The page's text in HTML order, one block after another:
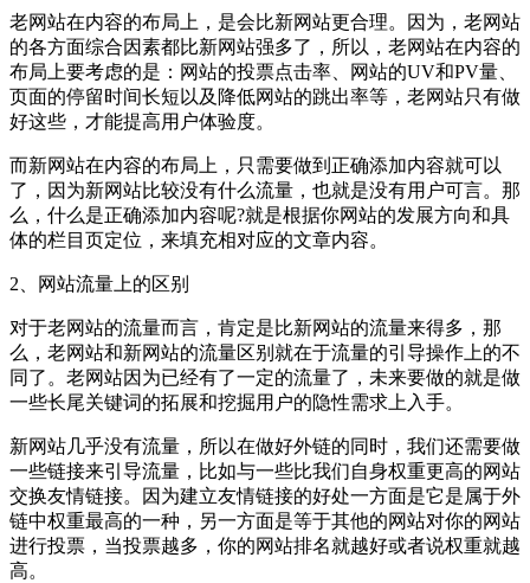
老网站在内容的布局上，是会比新网站更合理。因为，老网站
的各方面综合因素都比新网站强多了，所以，老网站在内容的
布局上要考虑的是：网站的投票点击率、网站的UV和PV量、
页面的停留时间长短以及降低网站的跳出率等，老网站只有做
好这些，才能提高用户体验度。
而新网站在内容的布局上，只需要做到正确添加内容就可以
了，因为新网站比较没有什么流量，也就是没有用户可言。那
么，什么是正确添加内容呢?就是根据你网站的发展方向和具
体的栏目页定位，来填充相对应的文章内容。
2、网站流量上的区别
对于老网站的流量而言，肯定是比新网站的流量来得多，那
么，老网站和新网站的流量区别就在于流量的引导操作上的不
同了。老网站因为已经有了一定的流量了，未来要做的就是做
一些长尾关键词的拓展和挖掘用户的隐性需求上入手。
新网站几乎没有流量，所以在做好外链的同时，我们还需要做
一些链接来引导流量，比如与一些比我们自身权重更高的网站
交换友情链接。因为建立友情链接的好处一方面是它是属于外
链中权重最高的一种，另一方面是等于其他的网站对你的网站
进行投票，当投票越多，你的网站排名就越好或者说权重就越
高。